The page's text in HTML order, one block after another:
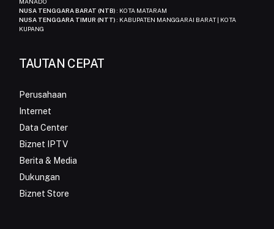
NUSA TENGGARA BARAT (NTB) : KOTA MATARAM
NUSA TENGGARA TIMUR (NTT) : KABUPATEN MANGGARAI BARAT | KOTA
KUPANG
TAUTAN CEPAT
Perusahaan
Internet
Data Center
Biznet IPTV
Berita & Media
Dukungan
Biznet Store